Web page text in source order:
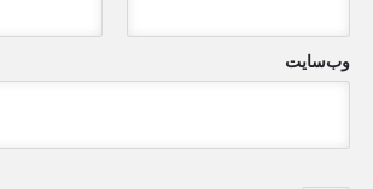
وب‌سایت